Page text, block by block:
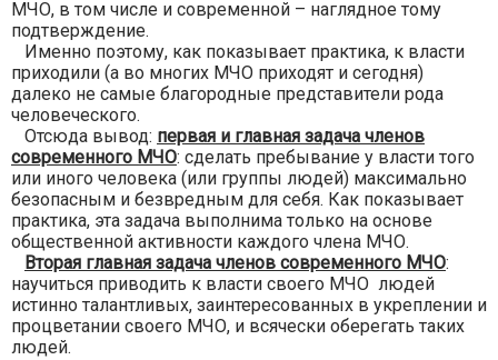
МЧО, в том числе и современной – наглядное тому
подтверждение.
Именно поэтому, как показывает практика, к власти
приходили (а во многих МЧО приходят и сегодня)
далеко не самые благородные представители рода
человеческого.
Отсюда вывод: первая и главная задача членов
современного МЧО: сделать пребывание у власти того
или иного человека (или группы людей) максимально
безопасным и безвредным для себя. Как показывает
практика, эта задача выполнима только на основе
общественной активности каждого члена МЧО.
Вторая главная задача членов современного МЧО:
научиться приводить к власти своего МЧО людей
истинно талантливых, заинтересованных в укреплении и
процветании своего МЧО, и всячески оберегать таких
людей.